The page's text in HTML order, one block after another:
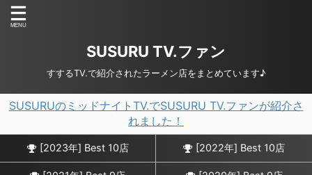
SUSURU TV.ファン
すするTV.で紹介されたラーメン店をまとめています♪
SUSURUのミッドナイトTV.でSUSURU TV.ファンが紹介さ
れました！
[2023年] Best 10店 [2022年] Best 10店